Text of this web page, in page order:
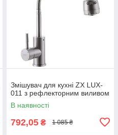
Змішувач для кухні ZX LUX-
011 з рефлекторним виливом
В наявності
792,05 ₴ 1 085 ₴